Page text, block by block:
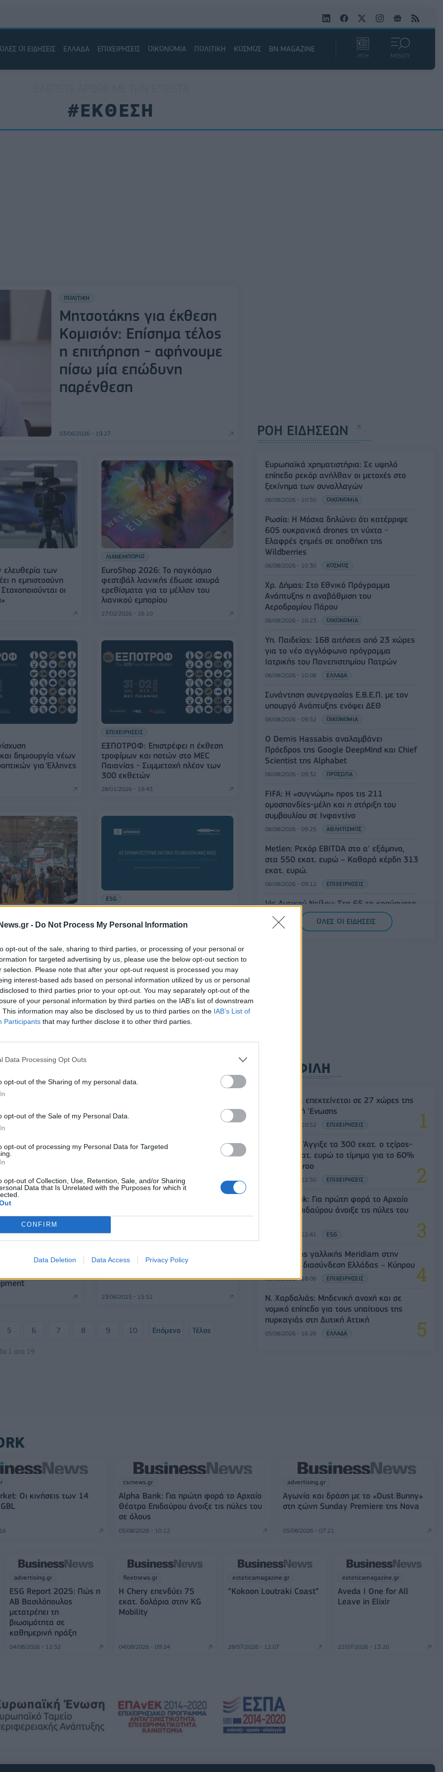
- Do Not Process My Personal Information
opt-out of the sale, sharing to third parties, or processing of your personal or
for targeted advertising by us, please use the below opt-out section to
selection. Please note that after your opt-out request is processed you may
interest-based ads based on personal information utilized by us or personal
to third parties prior to your opt-out. You may separately opt-out of the
of your personal information by third parties on the IAB’s list of downstream
This information may also be disclosed by us to third parties on the IAB’s List of
Participants that may further disclose it to other third parties.
Data Processing Opt Outs
opt-out of the Sharing of my personal data.
opt-out of the Sale of my Personal Data.
opt-out of processing my Personal Data for Targeted
opt-out of Collection, Use, Retention, Sale, and/or Sharing
Data that Is Unrelated with the Purposes for which it
CONFIRM
Data Deletion Data Access Privacy Policy
ΟΛΕΣ ΟΙ ΕΙΔΗΣΕΙΣ ΕΛΛΑΔΑ ΕΠΙΧΕΙΡΗΣΕΙΣ ΟΙΚΟΝΟΜΙΑ ΠΟΛΙΤΙΚΗ ΚΟΣΜΟΣ BN MAGAZINE
ΡΟΗ ΜΕΝΟΥ
#ΕΚΘΕΣΗ
ΠΟΛΙΤΙΚΗ
Μητσοτάκης για έκθεση
Κομισιόν: Επίσημα τέλος
η επιτήρηση - αφήνουμε
πίσω μία επώδυνη
παρένθεση
03/06/2026 - 19:27
ελευθερία των
η εμπιστοσύνη
οι
ΛΙΑΝΕΜΠΟΡΙΟ
EuroShop 2026: Το παγκόσμιο
φεστιβάλ λιανικής έδωσε ισχυρά
ερεθίσματα για το μέλλον του
λιανικού εμπορίου
27/02/2026 - 16:10
δημιουργία νέων
για Έλληνες
ΕΠΙΧΕΙΡΗΣΕΙΣ
ΕΞΠΟΤΡΟΦ: Επιστρέφει η έκθεση
τροφίμων και ποτών στο MEC
Παιανίας - Συμμετοχή πλέον των
300 εκθετών
28/01/2026 - 19:43
2025: Πάνω από
οχημάτων
ESG
έκδοσης της Έκθεσης της UNESCO
10/10/2025 - 12:13
εκθέτει 10
ΕΠΙΧΕΙΡΗΣΕΙΣ
Μια
KPMG: 52,2 δισ. παράνομα τσιγάρα
2023
23/06/2025 - 15:52
5 6 7 8 9 10 Επόμενο Τέλος
1 από 19
ΡΟΗ ΕΙΔΗΣΕΩΝ
Ευρωπαϊκά χρηματιστήρια: Σε υψηλό
επίπεδο ρεκόρ ανήλθαν οι μετοχές στο
ξεκίνημα των συναλλαγών
06/08/2026 - 10:50 ΟΙΚΟΝΟΜΙΑ
Ρωσία: Η Μόσχα δηλώνει ότι κατέρριψε
605 ουκρανικά drones τη νύχτα -
Ελαφρές ζημιές σε αποθήκη της
Wildberries
06/08/2026 - 10:30 ΚΟΣΜΟΣ
Χρ. Δήμας: Στο Εθνικό Πρόγραμμα
Ανάπτυξης η αναβάθμιση του
Αεροδρομίου Πάρου
06/08/2026 - 10:23 ΟΙΚΟΝΟΜΙΑ
Υπ. Παιδείας: 168 αιτήσεις από 23 χώρες
για το νέο αγγλόφωνο πρόγραμμα
Ιατρικής του Πανεπιστημίου Πατρών
06/08/2026 - 10:08 ΕΛΛΑΔΑ
Συνάντηση συνεργασίας Ε.Β.Ε.Π. με τον
υπουργό Ανάπτυξης ενόψει ΔΕΘ
06/08/2026 - 09:52 ΟΙΚΟΝΟΜΙΑ
Ο Demis Hassabis αναλαμβάνει
Πρόεδρος της Google DeepMind και Chief
Scientist της Alphabet
06/08/2026 - 09:32 ΠΡΟΣΩΠΑ
FIFA: Η «συγνώμη» προς τις 211
ομοσπονδίες-μέλη και η στήριξη του
συμβουλίου σε Ινφαντίνο
06/08/2026 - 09:25 ΑΘΛΗΤΙΣΜΟΣ
Metlen: Ρεκόρ EBITDA στο α' εξάμηνο,
στα 550 εκατ. ευρώ – Καθαρά κέρδη 313
εκατ. ευρώ.
06/08/2026 - 09:12 ΕΠΙΧΕΙΡΗΣΕΙΣ
Ιός Δυτικού Νείλου: Στα 65 τα κρούσματα
στην Ελλάδα – 23 νέα μέσα σε μία
εβδομάδα, έξι θάνατοιΟΛΕΣ ΟΙ ΕΙΔΗΣΕΙΣ
ΔΗΜΟΦΙΛΗ
Η Vendora επεκτείνεται σε 27 χώρες της
Ευρωπαϊκή 'Ενωσης
05/08/2026 - 10:52 ΕΠΙΧΕΙΡΗΣΕΙΣ
Evergood: Άγγιξε τα 300 εκατ. ο τζίρος-
Στα 10 εκατ. ευρώ το τίμημα για το 60%
του Jackaroo
05/08/2026 - 12:50 ΕΠΙΧΕΙΡΗΣΕΙΣ
Alpha Bank: Για πρώτη φορά το Αρχαίο
Θέατρο Επιδαύρου άνοιξε τις πύλες του
05/08/2026 - 12:41 ESG
Είσοδος της γαλλικής Meridiam στην
ηλεκτρική διασύνδεση Ελλάδας – Κύπρου
05/08/2026 - 18:06 ΕΠΙΧΕΙΡΗΣΕΙΣ
Ν. Χαρδαλιάς: Μηδενική ανοχή και σε
νομικό επίπεδο για τους υπαίτιους της
πυρκαγιάς στη Δυτική Αττική
05/08/2026 - 16:26 ΕΛΛΑΔΑ
Οι κινήσεις των 14
csrnews.gr
Alpha Bank: Για πρώτη φορά το Αρχαίο
Θέατρο Επιδαύρου άνοιξε τις πύλες του
σε όλους
05/08/2026 - 10:12
advertising.gr
Αγωνία και δράση με το «Dust Bunny»
στη ζώνη Sunday Premiere της Nova
05/08/2026 - 07:21
advertising.gr
ESG Report 2025: Πώς η
ΑΒ Βασιλόπουλος
μετατρέπει τη
βιωσιμότητα σε
καθημερινή πράξη
04/08/2026 - 12:52
fleetnews.gr
Η Chery επενδύει 75
εκατ. δολάρια στην KG
Mobility
04/08/2026 - 09:24
esteticamagazine.gr
“Kokoon Loutraki Coast”
28/07/2026 - 12:07
esteticamagazine.gr
Aveda I One for All
Leave in Elixir
22/07/2026 - 13:20